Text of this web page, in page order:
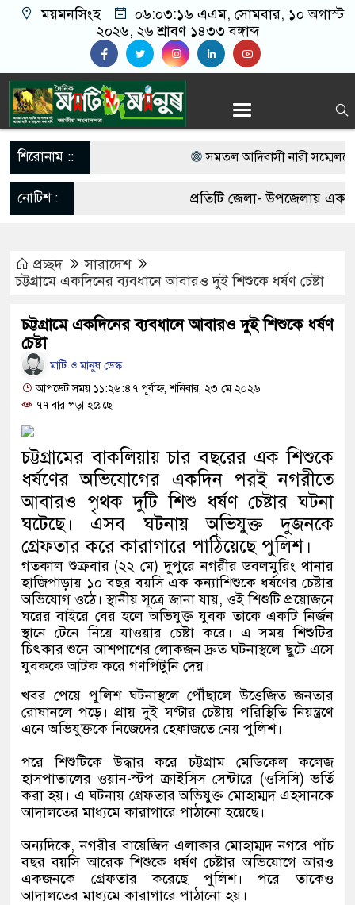
ময়মনসিংহ ০৬:০৩:১৭ এএম, সোমবার, ১০ অগাস্ট
২০২৬, ২৬ শ্রাবণ ১৪৩৩ বঙ্গাব্দ
শিরোনাম :: সমতল আদিবাসী নারী সম্মেলনে
আজহারুল ইসলাম
আজ তারকে রহমানরে সঙ্গে
১/১১ তে তারেক রহমানকে
গণঅভ্যুত্থানের সঙ্গে প্রথম
সরকারের কাজে কোনো গাফিলতি
প্রধানমন্ত্রী বলেছেন রিজভী
মিয়ানমার সীমান্ত থেকে ৪০
সামাজিক অপরাধ প্রতিরোধে
নিরাপদ সমাজ গড়ার আহ্বান
নেত্রকোনায় অগ্নিকাণ্ডে ক্ষতিগ্রস্ত
একটি চিঠিই বদলে দিল ৫ম শ্রেণির
নোটিশ :
প্রতিটি জেলা- উপজেলায় একজন
প্রচ্ছদ
সারাদেশ
চট্টগ্রামে একদিনের ব্যবধানে আবারও দুই শিশুকে ধর্ষণ চেষ্টা
চট্টগ্রামে একদিনের ব্যবধানে আবারও দুই শিশুকে ধর্ষণ
চেষ্টা
মাটি ও মানুষ ডেস্ক
আপডেট সময় ১১:২৬:৪৭ পূর্বাহ্ন, শনিবার, ২৩ মে ২০২৬
৭৭ বার পড়া হয়েছে
চট্টগ্রামের বাকলিয়ায় চার বছরের এক শিশুকে
ধর্ষণের অভিযোগের একদিন পরই নগরীতে
আবারও পৃথক দুটি শিশু ধর্ষণ চেষ্টার ঘটনা
ঘটেছে। এসব ঘটনায় অভিযুক্ত দুজনকে
গ্রেফতার করে কারাগারে পাঠিয়েছে পুলিশ।
গতকাল শুক্রবার (২২ মে) দুপুরে নগরীর ডবলমুরিং থানার
হাজিপাড়ায় ১০ বছর বয়সি এক কন্যাশিশুকে ধর্ষণের চেষ্টার
অভিযোগ ওঠে।স্থানীয় সূত্রে জানা যায়, ওই শিশুটি প্রয়োজনে
ঘরের বাইরে বের হলে অভিযুক্ত যুবক তাকে একটি নির্জন
স্থানে টেনে নিয়ে যাওয়ার চেষ্টা করে। এ সময় শিশুটির
চিৎকার শুনে আশপাশের লোকজন দ্রুত ঘটনাস্থলে ছুটে এসে
যুবককে আটক করে গণপিটুনি দেয়।
খবর পেয়ে পুলিশ ঘটনাস্থলে পৌঁছালে উত্তেজিত জনতার
রোষানলে পড়ে। প্রায় দুই ঘণ্টার চেষ্টায় পরিস্থিতি নিয়ন্ত্রণে
এনে অভিযুক্তকে নিজেদের হেফাজতে নেয় পুলিশ।
পরে শিশুটিকে উদ্ধার করে চট্টগ্রাম মেডিকেল কলেজ
হাসপাতালের ওয়ান-স্টপ ক্রাইসিস সেন্টারে (ওসিসি) ভর্তি
করা হয়। এ ঘটনায় গ্রেফতার অভিযুক্ত মোহাম্মদ এহসানকে
আদালতের মাধ্যমে কারাগারে পাঠানো হয়েছে।
অন্যদিকে, নগরীর বায়েজিদ এলাকার মোহাম্মদ নগরে পাঁচ
বছর বয়সি আরেক শিশুকে ধর্ষণ চেষ্টার অভিযোগে আরও
একজনকে গ্রেফতার করেছে পুলিশ। পরে তাকেও
আদালতের মাধ্যমে কারাগারে পাঠানো হয়।